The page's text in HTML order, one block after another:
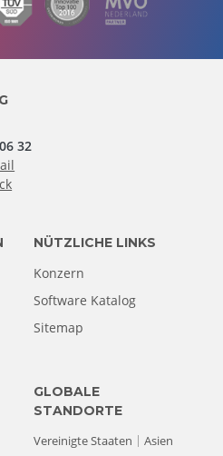
32
NÜTZLICHE LINKS
Konzern
Software Katalog
Sitemap
GLOBALE
STANDORTE
Vereinigte Staaten
Asien